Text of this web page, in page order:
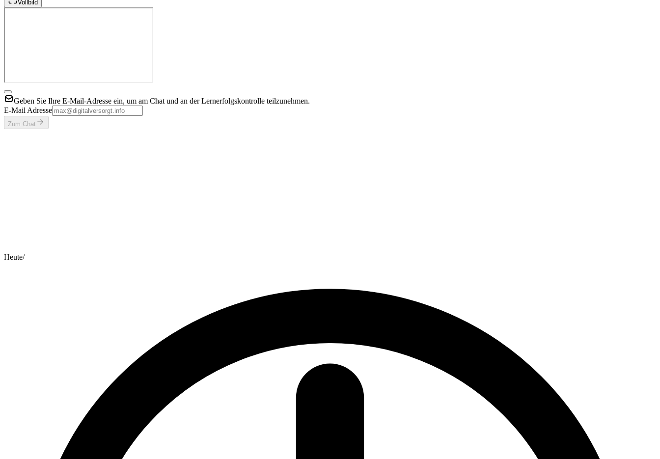
Vollbild
Geben Sie Ihre E-Mail-Adresse ein, um am Chat und an der Lernerfolgskontrolle teilzunehmen.
E-Mail Adresse
Zum Chat
Heute/